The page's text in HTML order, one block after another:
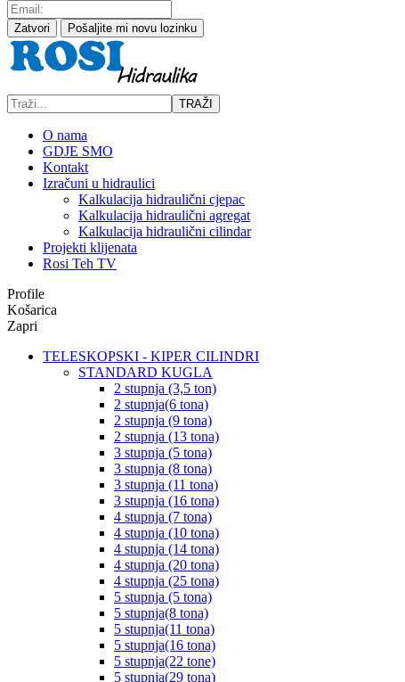
Zatvori Pošaljite mi novu lozinku
TRAŽI
O nama
GDJE SMO
Kontakt
Izračuni u hidraulici
Kalkulacija hidraulični cjepac
Kalkulacija hidraulični agregat
Kalkulacija hidraulični cilindar
Projekti klijenata
Rosi Teh TV
Profile
Košarica
Zapri
TELESKOPSKI - KIPER CILINDRI
STANDARD KUGLA
2 stupnja (3,5 ton)
2 stupnja(6 tona)
2 stupnja (9 tona)
2 stupnja (13 tona)
3 stupnja (5 tona)
3 stupnja (8 tona)
3 stupnja (11 tona)
3 stupnja (16 tona)
4 stupnja (7 tona)
4 stupnja (10 tona)
4 stupnja (14 tona)
4 stupnja (20 tona)
4 stupnja (25 tona)
5 stupnja (5 tona)
5 stupnja(8 tona)
5 stupnja(11 tona)
5 stupnja(16 tona)
5 stupnja(22 tone)
5 stupnja(29 tona)